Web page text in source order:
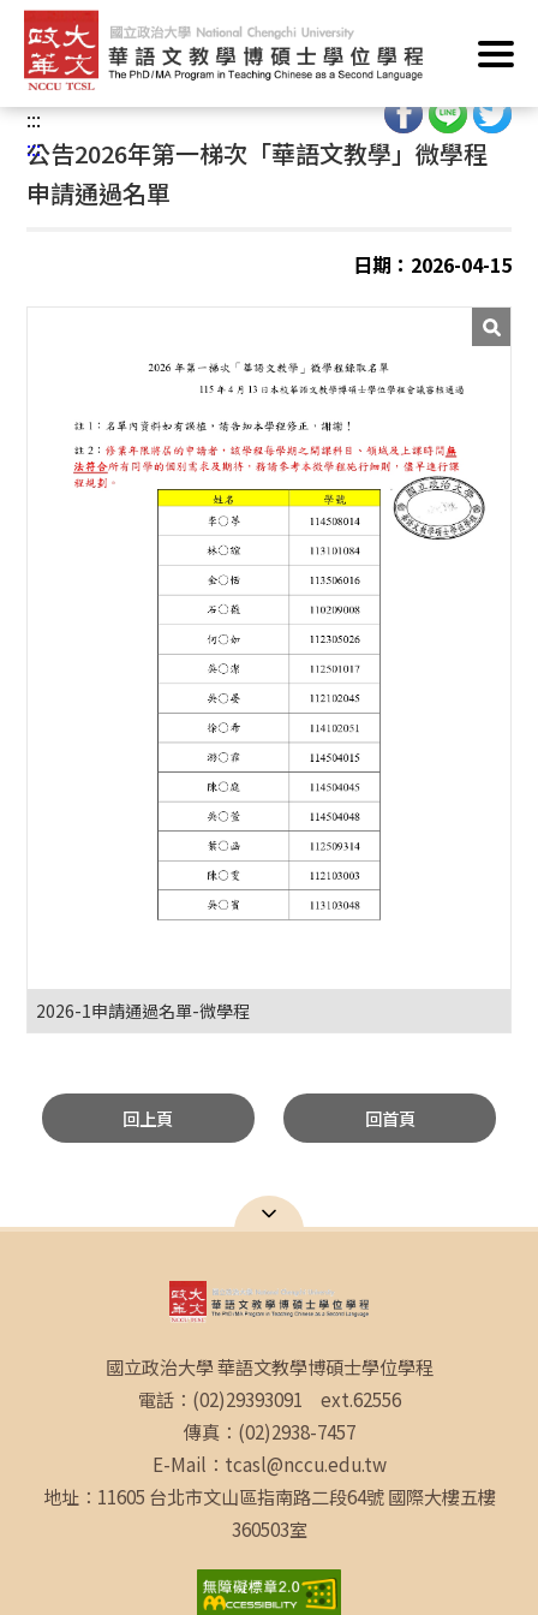
跳
到
主
要
內
容
區
首頁 / 華語文教學學分學程/華語文教學微學程
華語文教學微學程 /最新消息
:::
:::
公告2026年第一梯次「華語文教學」微學程
申請通過名單
日期：2026-04-15
2026-1申請通過名單-微學程
回上頁 回首頁
國立政治大學 華語文教學博碩士學位學程
電話：(02)29393091 ext.62556
傳真：(02)2938-7457
E-Mail：tcasl@nccu.edu.tw
地址：11605 台北市文山區指南路二段64號 國際大樓五樓
360503室